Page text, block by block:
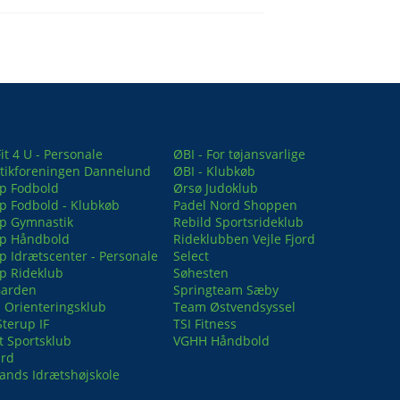
4 U - Personale
Dannelund
Fodbold
Fodbold - Klubkøb
Gymnastik
Håndbold
Idrætscenter - Personale
Rideklub
Orienteringsklub
IF
Sportsklub
Idrætshøjskole
ØBI - For tøjansvarlige
ØBI - Klubkøb
Ørsø Judoklub
Padel Nord Shoppen
Rebild Sportsrideklub
Rideklubben Vejle Fjord
Select
Søhesten
Springteam Sæby
Team Østvendsyssel
TSI Fitness
VGHH Håndbold